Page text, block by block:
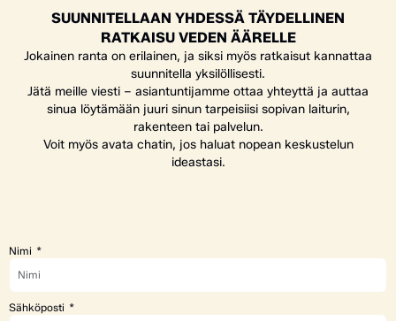
SUUNNITELLAAN YHDESSÄ TÄYDELLINEN
RATKAISU VEDEN ÄÄRELLE
Jokainen ranta on erilainen, ja siksi myös ratkaisut kannattaa
suunnitella yksilöllisesti.
Jätä meille viesti – asiantuntijamme ottaa yhteyttä ja auttaa
sinua löytämään juuri sinun tarpeisiisi sopivan laiturin,
rakenteen tai palvelun.
Voit myös avata chatin, jos haluat nopean keskustelun
ideastasi.
Nimi
Sähköposti